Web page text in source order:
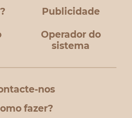
Publicidade
Operador do
sistema
nos
fazer?